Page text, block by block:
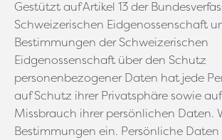
Gestützt auf Artikel 13 der
Schweizerischen Eidgenossenschaft
Bestimmungen der Schweizerischen
Eidgenossenschaft über den Schutz
personenbezogener Daten hat jede
auf Schutz ihrer Privatsphäre sowie
Missbrauch ihrer persönlichen Daten.
Bestimmungen ein. Persönliche